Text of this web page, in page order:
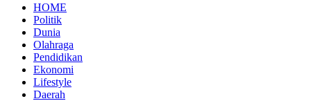
HOME
Politik
Dunia
Olahraga
Pendidikan
Ekonomi
Lifestyle
Daerah